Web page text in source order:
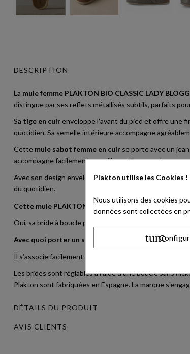
DESCRIPTION
La mule femme PLAKTON BIO CLASSIC LADY
distingue par ses reflets métallisés subtils, parfaits
Sa tige en cuirenveloppe l’avant du pied et offre une
quotidien. Sa semelle intérieure accompagne
Cette mule sabot femme en cuir se porte avec un
accompagne facilement une silhouette monochrome
Avec son design enveloppant et sa finition lumineuse, la
du quotidien.
Cette mule PLAKTON est-elle réglable ?
Oui, sa bride à boucle permet d’adapter le maintien
Avec quoi porter un sabot femme métallisé ?
Il s’associe facilement avec un jean, un pantalon
Les brides sont réglables à l'aide d'une boucle sans
Plakton sont fabriquées en Espagne. La marque
DÉTAILS DU PRODUIT
AVIS CLIENTS
Plakton utilise les Cookies !
Nous utilisons des cookies
données sont collectées en
tune